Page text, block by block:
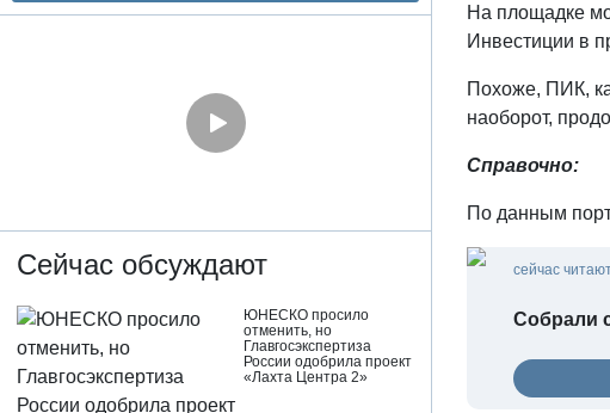
Сейчас обсуждают
ЮНЕСКО просило
отменить, но
Главгосэкспертиза
России одобрила проект
«Лахта Центра 2»
На площадке
Инвестиции в
Похоже, ПИК,
наоборот,
Справочно:
По данным
сейчас
Собрали